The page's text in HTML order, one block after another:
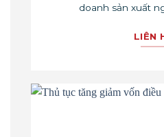
doanh sản xuất
LIÊN